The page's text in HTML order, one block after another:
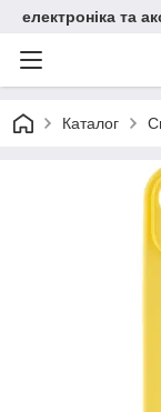
електроніка та
Каталог